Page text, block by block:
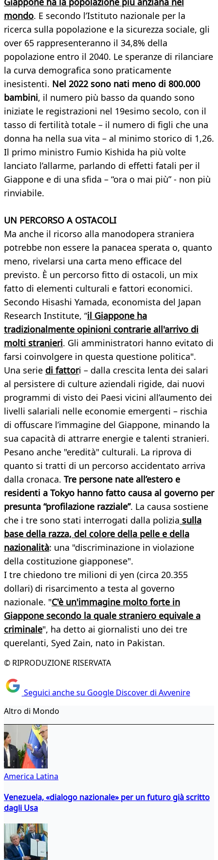
mondo. E secondo l’Istituto nazionale per la
ricerca sulla popolazione e la sicurezza sociale, gli
over 65 rappresenteranno il 34,8% della
popolazione entro il 2040. Le speranze di rilanciare
la curva demografica sono praticamente
inesistenti. Nel 2022 sono nati meno di 800.000
bambini, il numero più basso da quando sono
iniziate le registrazioni nel 19esimo secolo, con il
tasso di fertilità totale – il numero di figli che una
donna ha nella sua vita – al minimo storico di 1,26.
Il primo ministro Fumio Kishida ha più volte
lanciato l’allarme, parlando di effetti fatali per il
Giappone e di una sfida – “ora o mai più” - non più
rinviabile.
UN PERCORSO A OSTACOLI
Ma anche il ricorso alla manodopera straniera
potrebbe non essere la panacea sperata o, quanto
meno, rivelarsi una carta meno efficace del
previsto. È un percorso fitto di ostacoli, un mix
fatto di elementi culturali e fattori economici.
Secondo Hisashi Yamada, economista del Japan
Research Institute, “il Giappone ha
tradizionalmente opinioni contrarie all'arrivo di
molti stranieri. Gli amministratori hanno evitato di
farsi coinvolgere in questa questione politica".
Una serie di fattori – dalla crescita lenta dei salari
al persistere di culture aziendali rigide, dai nuovi
programmi di visto dei Paesi vicini all’aumento dei
livelli salariali nelle economie emergenti – rischia
di offuscare l’immagine del Giappone, minando la
sua capacità di attrarre energie e talenti stranieri.
Pesano anche "eredità" culturali. La riprova di
quanto si tratti di un percorso accidentato arriva
dalla cronaca. Tre persone nate all’estero e
residenti a Tokyo hanno fatto causa al governo per
presunta “profilazione razziale”. La causa sostiene
che i tre sono stati interrogati dalla polizia sulla
base della razza, del colore della pelle e della
nazionalità: una "discriminazione in violazione
della costituzione giapponese".
I tre chiedono tre milioni di yen (circa 20.355
dollari) di risarcimento a testa al governo
nazionale. "C'è un'immagine molto forte in
Giappone secondo la quale straniero equivale a
criminale", ha detto ai giornalisti uno dei tre
querelanti, Syed Zain, nato in Pakistan.
© RIPRODUZIONE RISERVATA
Seguici anche su Google Discover di Avvenire
Altro di Mondo
America Latina
Venezuela, «dialogo nazionale» per un futuro già scritto
dagli Usa